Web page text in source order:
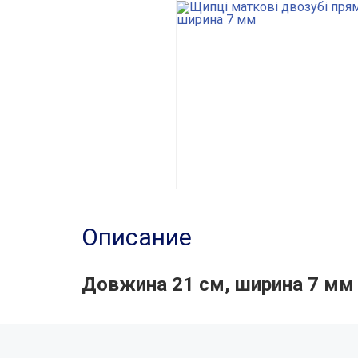
Описание
Довжина 21 см, ширина 7 мм